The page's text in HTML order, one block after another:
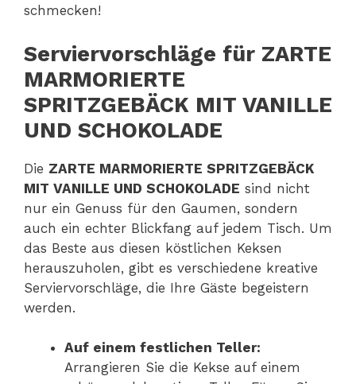
schmecken!
Serviervorschläge für ZARTE
MARMORIERTE
SPRITZGEBÄCK MIT VANILLE
UND SCHOKOLADE
Die ZARTE MARMORIERTE SPRITZGEBÄCK
MIT VANILLE UND SCHOKOLADE sind nicht
nur ein Genuss für den Gaumen, sondern
auch ein echter Blickfang auf jedem Tisch. Um
das Beste aus diesen köstlichen Keksen
herauszuholen, gibt es verschiedene kreative
Serviervorschläge, die Ihre Gäste begeistern
werden.
Auf einem festlichen Teller:
Arrangieren Sie die Kekse auf einem